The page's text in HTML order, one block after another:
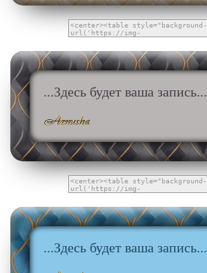
...Здесь будет ваша запись...
...Здесь будет ваша запись...